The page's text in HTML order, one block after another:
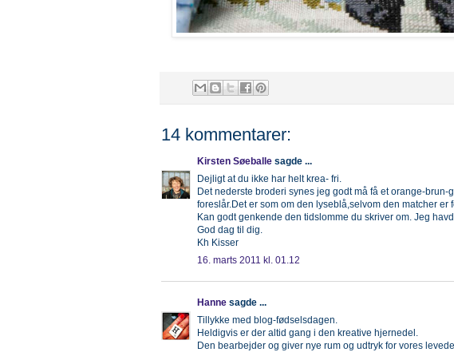
14 kommentarer:
Kirsten Søeballe sagde ...
Dejligt at du ikke har helt krea- fri.
Det nederste broderi synes jeg godt må få et orange-brun-
foreslår.Det er som om den lyseblå,selvom den matcher er
Kan godt genkende den tidslomme du skriver om. Jeg
God dag til dig.
Kh Kisser
16. marts 2011 kl. 01.12
Hanne sagde ...
Tillykke med blog-fødselsdagen.
Heldigvis er der altid gang i den kreative hjernedel.
Den bearbejder og giver nye rum og udtryk for vores